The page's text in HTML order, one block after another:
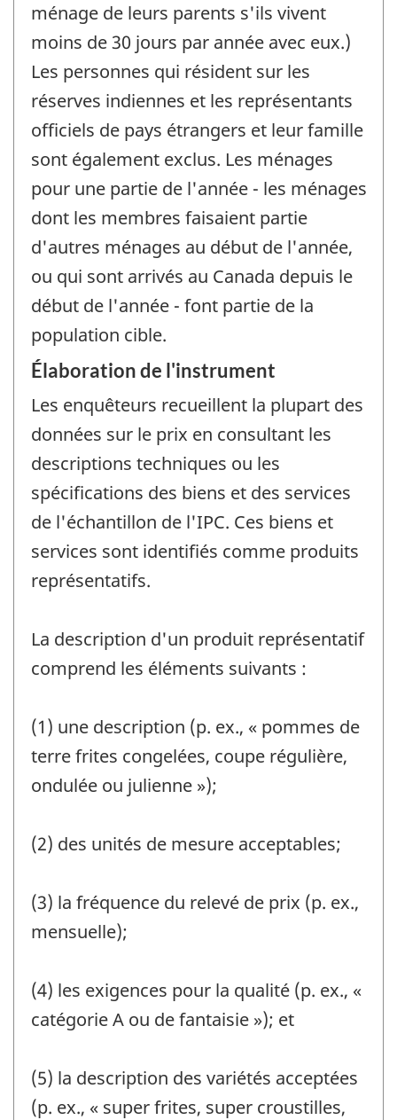
ménage de leurs parents s'ils vivent
moins de 30 jours par année avec eux.)
Les personnes qui résident sur les
réserves indiennes et les représentants
officiels de pays étrangers et leur famille
sont également exclus. Les ménages
pour une partie de l'année - les ménages
dont les membres faisaient partie
d'autres ménages au début de l'année,
ou qui sont arrivés au Canada depuis le
début de l'année - font partie de la
population cible.
Élaboration de l'instrument
Les enquêteurs recueillent la plupart des
données sur le prix en consultant les
descriptions techniques ou les
spécifications des biens et des services
de l'échantillon de l'IPC. Ces biens et
services sont identifiés comme produits
représentatifs.
La description d'un produit représentatif
comprend les éléments suivants :
(1) une description (p. ex., « pommes de
terre frites congelées, coupe régulière,
ondulée ou julienne »);
(2) des unités de mesure acceptables;
(3) la fréquence du relevé de prix (p. ex.,
mensuelle);
(4) les exigences pour la qualité (p. ex., «
catégorie A ou de fantaisie »); et
(5) la description des variétés acceptées
(p. ex., « super frites, super croustilles,